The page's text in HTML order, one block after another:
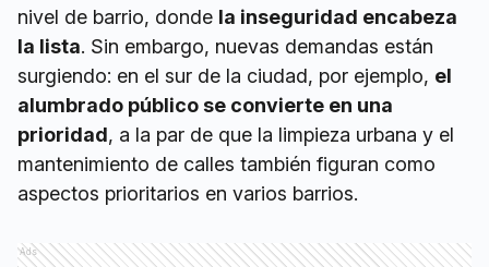
nivel de barrio, donde la inseguridad encabeza
la lista. Sin embargo, nuevas demandas están
surgiendo: en el sur de la ciudad, por ejemplo, el
alumbrado público se convierte en una
prioridad, a la par de que la limpieza urbana y el
mantenimiento de calles también figuran como
aspectos prioritarios en varios barrios.
Ads